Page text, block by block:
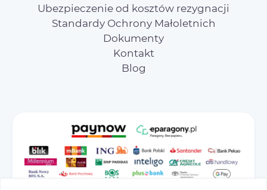
Ubezpieczenie od kosztów rezygnacji
Standardy Ochrony Małoletnich
Dokumenty
Kontakt
Blog